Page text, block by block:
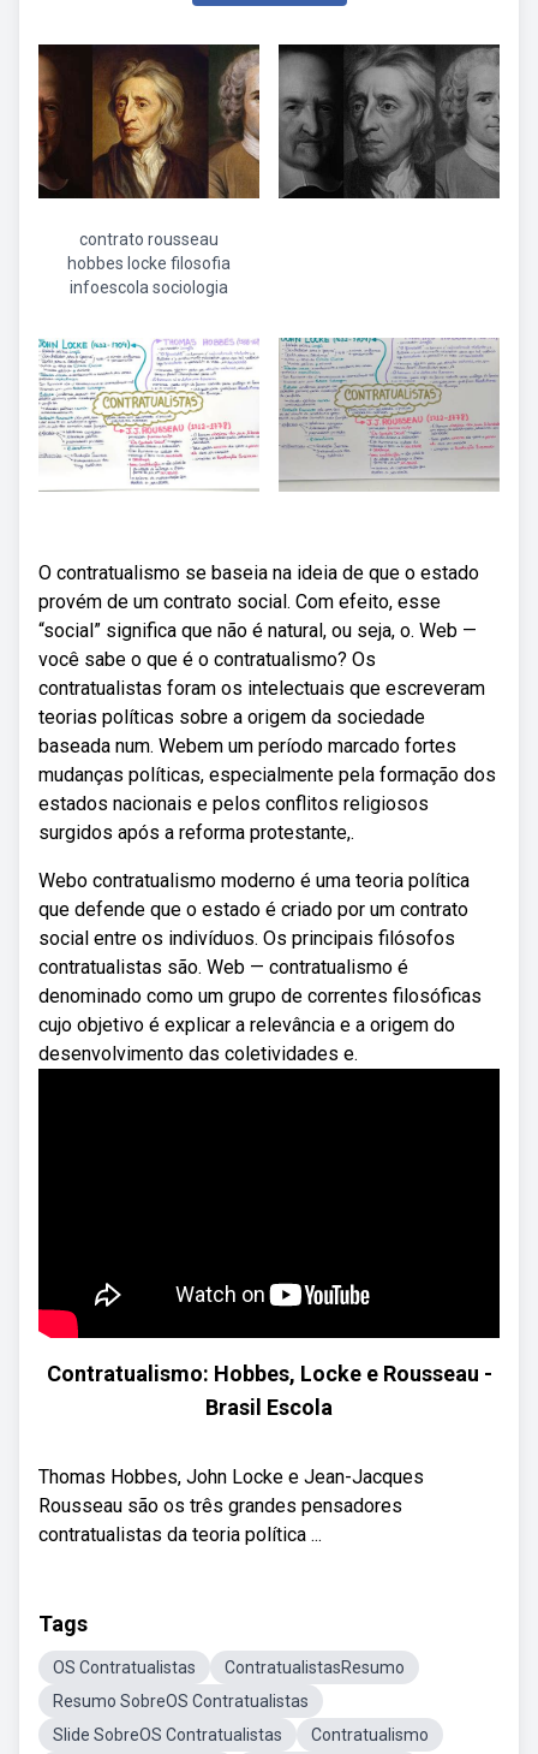
contrato rousseau
hobbes locke filosofia
infoescola sociologia
O contratualismo se baseia na ideia de que o estado
provém de um contrato social. Com efeito, esse
“social” significa que não é natural, ou seja, o. Web —
você sabe o que é o contratualismo? Os
contratualistas foram os intelectuais que escreveram
teorias políticas sobre a origem da sociedade
baseada num. Webem um período marcado fortes
mudanças políticas, especialmente pela formação dos
estados nacionais e pelos conflitos religiosos
surgidos após a reforma protestante,.
Webo contratualismo moderno é uma teoria política
que defende que o estado é criado por um contrato
social entre os indivíduos. Os principais filósofos
contratualistas são. Web — contratualismo é
denominado como um grupo de correntes filosóficas
cujo objetivo é explicar a relevância e a origem do
desenvolvimento das coletividades e.
Contratualismo: Hobbes, Locke e Rousseau -
Brasil Escola
Thomas Hobbes, John Locke e Jean-Jacques
Rousseau são os três grandes pensadores
contratualistas da teoria política ...
Tags
OS Contratualistas
ContratualistasResumo
Resumo SobreOS Contratualistas
Slide SobreOS Contratualistas
Contratualismo